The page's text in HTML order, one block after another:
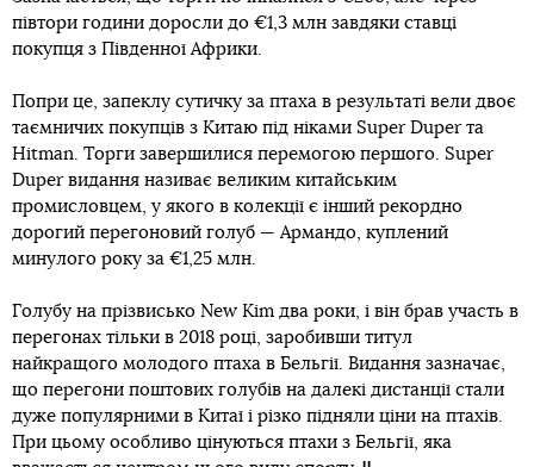
півтори години доросли до €1,3 млн завдяки ставці
покупця з Південної Африки.
Попри це, запеклу сутичку за птаха в результаті вели двоє
таємничих покупців з Китаю під ніками Super Duper та
Hitman. Торги завершилися перемогою першого. Super
Duper видання називає великим китайським
промисловцем, у якого в колекції є інший рекордно
дорогий перегоновий голуб — Армандо, куплений
минулого року за €1,25 млн.
Голубу на прізвисько New Kim два роки, і він брав участь в
перегонах тільки в 2018 році, заробивши титул
найкращого молодого птаха в Бельгії. Видання зазначає,
що перегони поштових голубів на далекі дистанції стали
дуже популярними в Китаї і різко підняли ціни на птахів.
При цьому особливо цінуються птахи з Бельгії, яка